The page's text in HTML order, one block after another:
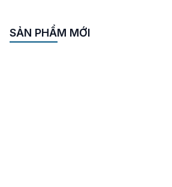
SẢN PHẨM MỚI